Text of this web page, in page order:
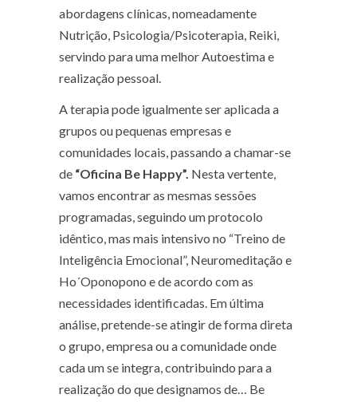
abordagens clínicas, nomeadamente
Nutrição, Psicologia/Psicoterapia, Reiki,
servindo para uma melhor Autoestima e
realização pessoal.
A terapia pode igualmente ser aplicada a
grupos ou pequenas empresas e
comunidades locais, passando a chamar-se
de “Oficina Be Happy”. Nesta vertente,
vamos encontrar as mesmas sessões
programadas, seguindo um protocolo
idêntico, mas mais intensivo no “Treino de
Inteligência Emocional”, Neuromeditação e
Ho´Oponopono e de acordo com as
necessidades identificadas. Em última
análise, pretende-se atingir de forma direta
o grupo, empresa ou a comunidade onde
cada um se integra, contribuindo para a
realização do que designamos de… Be